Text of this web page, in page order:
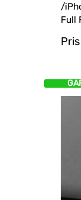
/
Full
Pris